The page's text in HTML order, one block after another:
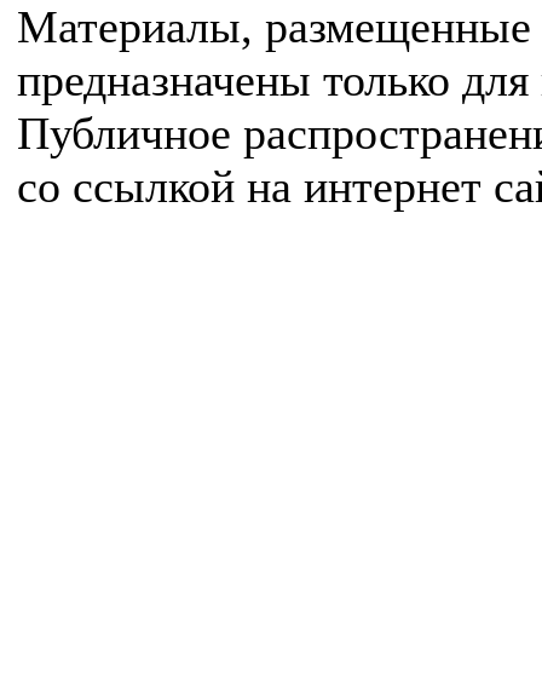
Материалы, размещенные
предназначены только
Публичное
со ссылкой на интернет